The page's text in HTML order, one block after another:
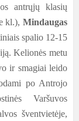
antrųjų klasių
kl.),Mindaugas
spalio 12-15
Kelionės metu
ir smagiai leido
po Antrojo
Varšuvos
šventvietėje,